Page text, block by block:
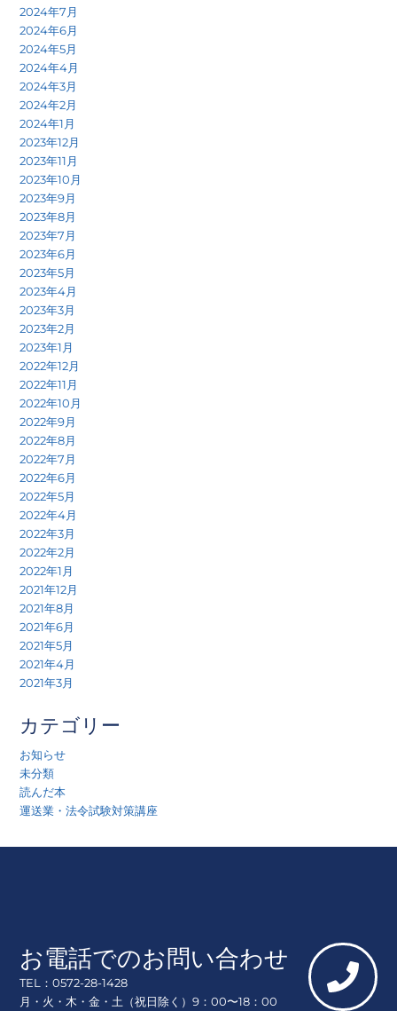
2024年7月
2024年6月
2024年5月
2024年4月
2024年3月
2024年2月
2024年1月
2023年12月
2023年11月
2023年10月
2023年9月
2023年8月
2023年7月
2023年6月
2023年5月
2023年4月
2023年3月
2023年2月
2023年1月
2022年12月
2022年11月
2022年10月
2022年9月
2022年8月
2022年7月
2022年6月
2022年5月
2022年4月
2022年3月
2022年2月
2022年1月
2021年12月
2021年8月
2021年6月
2021年5月
2021年4月
2021年3月
カテゴリー
お知らせ
未分類
読んだ本
運送業・法令試験対策講座
お電話でのお問い合わせ
TEL：0572-28-1428
月・火・木・金・土（祝日除く）9：00〜18：00